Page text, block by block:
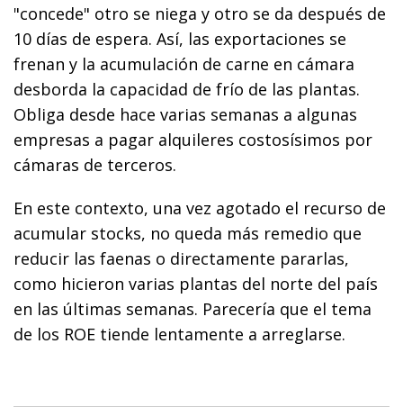
"concede" otro se niega y otro se da después de
10 días de espera. Así, las exportaciones se
frenan y la acumulación de carne en cámara
desborda la capacidad de frío de las plantas.
Obliga desde hace varias semanas a algunas
empresas a pagar alquileres costosísimos por
cámaras de terceros.
En este contexto, una vez agotado el recurso de
acumular stocks, no queda más remedio que
reducir las faenas o directamente pararlas,
como hicieron varias plantas del norte del país
en las últimas semanas. Parecería que el tema
de los ROE tiende lentamente a arreglarse.